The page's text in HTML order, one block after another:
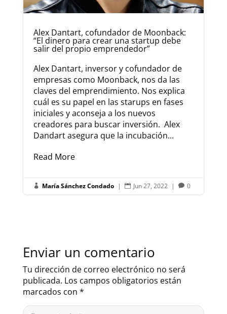
Alex Dantart, cofundador de Moonback:
“El dinero para crear una startup debe
salir del propio emprendedor”
Alex Dantart, inversor y cofundador de
empresas como Moonback, nos da las
claves del emprendimiento. Nos explica
cuál es su papel en las starups en fases
iniciales y aconseja a los nuevos
creadores para buscar inversión. Alex
Dandart asegura que la incubación...
Read More
 María Sánchez Condado |  Jun 27, 2022 |  0
Enviar un comentario
Tu dirección de correo electrónico no será
publicada. Los campos obligatorios están
marcados con *